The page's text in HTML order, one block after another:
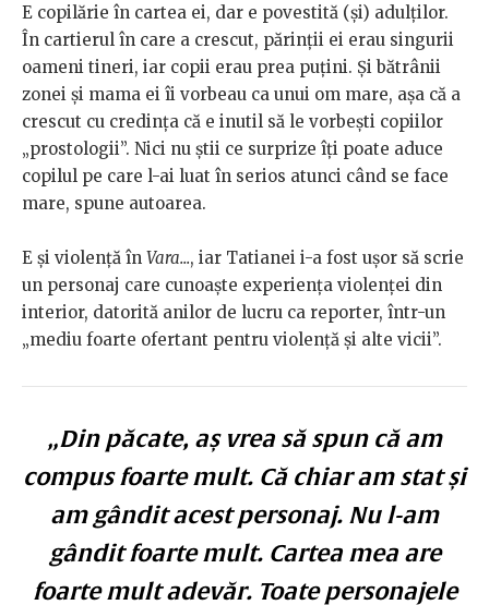
E copilărie în cartea ei, dar e povestită (și) adulților.
În cartierul în care a crescut, părinții ei erau singurii
oameni tineri, iar copii erau prea puțini. Și bătrânii
zonei și mama ei îi vorbeau ca unui om mare, așa că a
crescut cu credința că e inutil să le vorbești copiilor
„prostologii”. Nici nu știi ce surprize îți poate aduce
copilul pe care l-ai luat în serios atunci când se face
mare, spune autoarea.
E și violență în Vara..., iar Tatianei i-a fost ușor să scrie
un personaj care cunoaște experiența violenței din
interior, datorită anilor de lucru ca reporter, într-un
„mediu foarte ofertant pentru violență și alte vicii”.
„Din păcate, aș vrea să spun că am
compus foarte mult. Că chiar am stat și
am gândit acest personaj. Nu l-am
gândit foarte mult. Cartea mea are
foarte mult adevăr. Toate personajele